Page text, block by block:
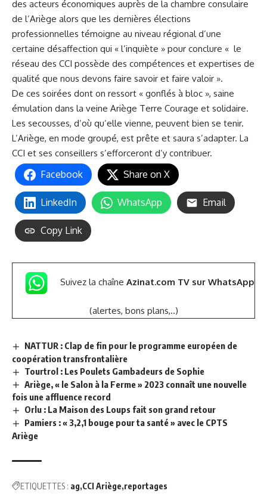
des acteurs économiques auprès de la chambre consulaire
de l’Ariège alors que les dernières élections
professionnelles témoigne au niveau régional d’une
certaine désaffection qui « l’inquiète » pour conclure « le
réseau des CCI possède des compétences et expertises de
qualité que nous devons faire savoir et faire valoir ».
De ces soirées dont on ressort « gonflés à bloc », saine
émulation dans la veine Ariège Terre Courage et solidaire.
Les secousses, d’où qu’elle vienne, peuvent bien se tenir.
L’Ariège, en mode groupé, est prête et saura s’adapter. La
CCI et ses conseillers s’efforceront d’y contribuer.
Facebook Share on X
LinkedIn WhatsApp Email
Copy Link
Suivez la chaîne Azinat.com TV sur WhatsApp
(alertes, bons plans,..)
NATTUR : Clap de fin pour le programme européen de
coopération transfrontalière
Tourtrol : Les Poulets Gambadeurs de Sophie
Ariège, « le Salon à la Ferme » 2023 connaît une nouvelle
fois une affluence record
Orlu : La Maison des Loups fait son grand retour
Pamiers : « 3,2,1 bouge pour ta santé » avec le CPTS
Ariège
ETIQUETTES : ag CCI Ariège reportages